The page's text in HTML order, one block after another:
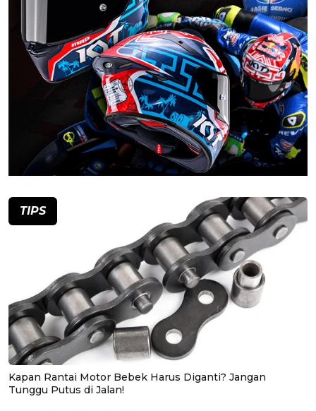
TIPS
Kapan Rantai Motor Bebek Harus Diganti? Jangan
Tunggu Putus di Jalan!